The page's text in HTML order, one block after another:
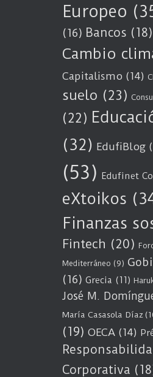
Europeo
(16) Bancos (18)
Cambio
Capitalismo (14)
suelo (23)
(22)
(32) EdufiBlog
(53) Edufinet
eXtoikos
Finanzas
Fintech (20)
Mediterráneo (9)
(16) Grecia (11)
José M.
María Casasola Díaz
(19) OECA (14)
Corporativa